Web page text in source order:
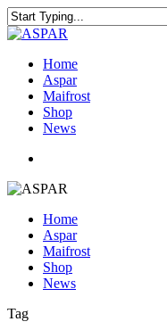
Home
Aspar
Maifrost
Shop
News
Home
Aspar
Maifrost
Shop
News
Tag